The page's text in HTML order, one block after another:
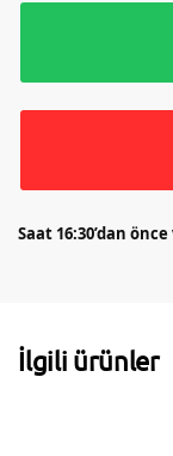
Saat 16:30’dan
İlgili ürünler